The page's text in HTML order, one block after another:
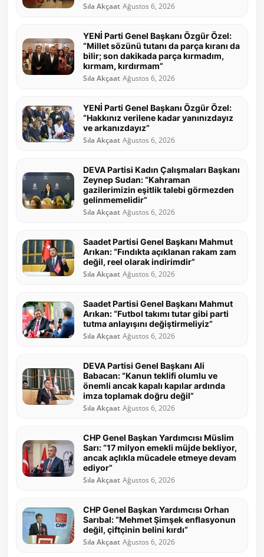
Sıla Akçaat Ağustos 6, 2026
YENİ Parti Genel Başkanı Özgür Özel:
“Millet sözünü tutanı da parça kıranı da
bilir; son dakikada parça kırmadım,
kırmam, kırdırmam”
Sıla Akçaat Ağustos 6, 2026
YENİ Parti Genel Başkanı Özgür Özel:
“Hakkınız verilene kadar yanınızdayız
ve arkanızdayız”
Sıla Akçaat Ağustos 6, 2026
DEVA Partisi Kadın Çalışmaları Başkanı
Zeynep Sudan: “Kahraman
gazilerimizin eşitlik talebi görmezden
gelinmemelidir”
Sıla Akçaat Ağustos 6, 2026
Saadet Partisi Genel Başkanı Mahmut
Arıkan: “Fındıkta açıklanan rakam zam
değil, reel olarak indirimdir”
Sıla Akçaat Ağustos 6, 2026
Saadet Partisi Genel Başkanı Mahmut
Arıkan: “Futbol takımı tutar gibi parti
tutma anlayışını değiştirmeliyiz”
Sıla Akçaat Ağustos 6, 2026
DEVA Partisi Genel Başkanı Ali
Babacan: “Kanun teklifi olumlu ve
önemli ancak kapalı kapılar ardında
imza toplamak doğru değil”
Sıla Akçaat Ağustos 6, 2026
CHP Genel Başkan Yardımcısı Müslim
Sarı: “17 milyon emekli müjde bekliyor,
ancak açlıkla mücadele etmeye devam
ediyor”
Sıla Akçaat Ağustos 6, 2026
CHP Genel Başkan Yardımcısı Orhan
Sarıbal: “Mehmet Şimşek enflasyonun
değil, çiftçinin belini kırdı”
Sıla Akçaat Ağustos 6, 2026